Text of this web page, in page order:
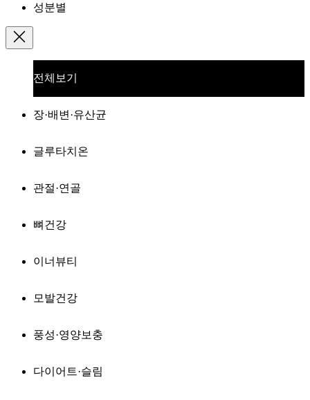
성분별
전체보기
장·배변·유산균
글루타치온
관절·연골
뼈건강
이너뷰티
모발건강
풍성·영양보충
다이어트·슬림